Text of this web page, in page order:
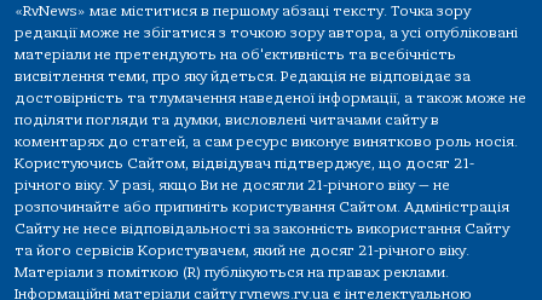
«RvNews» має міститися в першому абзаці тексту. Точка зору
редакції може не збігатися з точкою зору автора, а усі опубліковані
матеріали не претендують на об'єктивність та всебічність
висвітлення теми, про яку йдеться. Редакція не відповідає за
достовірність та тлумачення наведеної інформації, а також може не
поділяти погляди та думки, висловлені читачами сайту в
коментарях до статей, а сам ресурс виконує винятково роль носія.
Користуючись Сайтом, відвідувач підтверджує, що досяг 21-
річного віку. У разі, якщо Ви не досягли 21-річного віку — не
розпочинайте або припиніть користування Сайтом. Адміністрація
Сайту не несе відповідальності за законність використання Сайту
та його сервісів Користувачем, який не досяг 21-річного віку.
Матеріали з поміткою (R) публікуються на правах реклами.
Інформаційні матеріали сайту rvnews.rv.ua є інтелектуальною